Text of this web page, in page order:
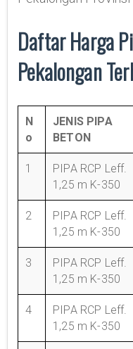
Daftar Harga
Pekalongan
N
o
JENIS PIPA
BETON
1
PIPA RCP Leff.
1,25 m K-350
2
PIPA RCP Leff.
1,25 m K-350
3
PIPA RCP Leff.
1,25 m K-350
4
PIPA RCP Leff.
1,25 m K-350